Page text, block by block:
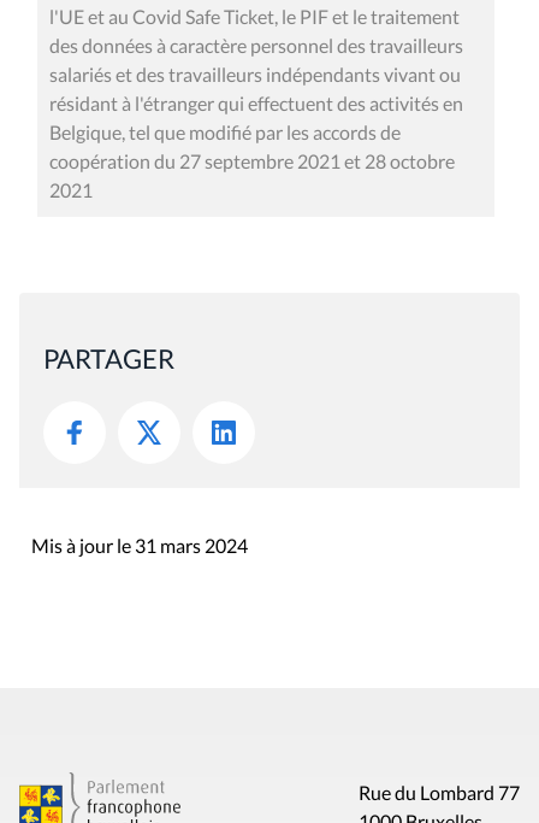
l'UE et au Covid Safe Ticket, le PIF et le traitement
des données à caractère personnel des travailleurs
salariés et des travailleurs indépendants vivant ou
résidant à l'étranger qui effectuent des activités en
Belgique, tel que modifié par les accords de
coopération du 27 septembre 2021 et 28 octobre
2021
PARTAGER
Mis à jour le 31 mars 2024
Rue du Lombard 77